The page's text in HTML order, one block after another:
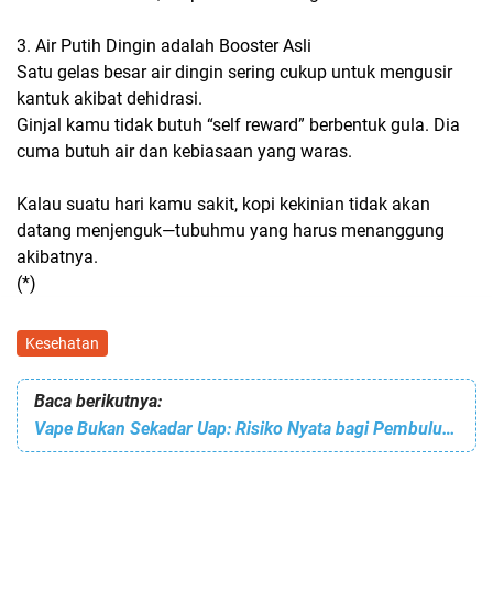
3. Air Putih Dingin adalah Booster Asli
Satu gelas besar air dingin sering cukup untuk mengusir
kantuk akibat dehidrasi.
Ginjal kamu tidak butuh “self reward” berbentuk gula. Dia
cuma butuh air dan kebiasaan yang waras.
Kalau suatu hari kamu sakit, kopi kekinian tidak akan
datang menjenguk—tubuhmu yang harus menanggung
akibatnya.
(*)
Kesehatan
Baca berikutnya:
Vape Bukan Sekadar Uap: Risiko Nyata bagi Pembuluh Darah dan Ginjal